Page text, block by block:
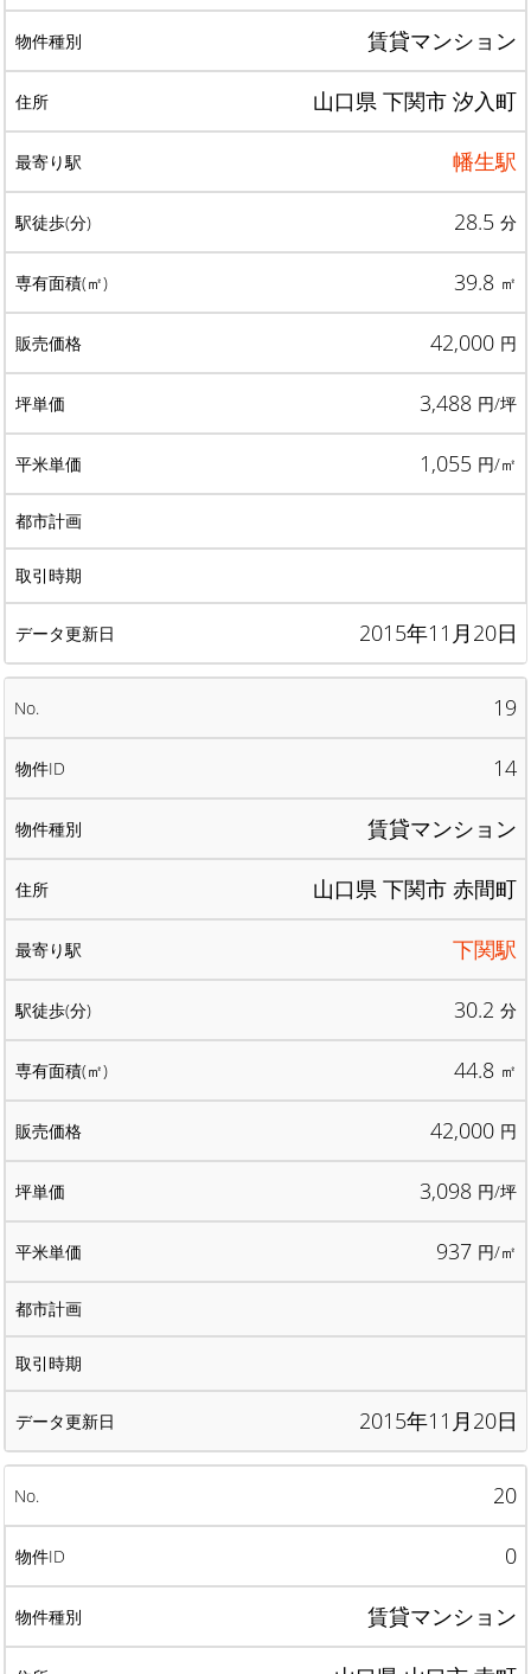
賃貸マンション
山口県 下関市 汐入町
幡生駅
28.5 分
39.8 ㎡
42,000 円
3,488 円/坪
1,055 円/㎡
2015年11月20日
19
14
賃貸マンション
山口県 下関市 赤間町
下関駅
30.2 分
44.8 ㎡
42,000 円
3,098 円/坪
937 円/㎡
2015年11月20日
20
0
賃貸マンション